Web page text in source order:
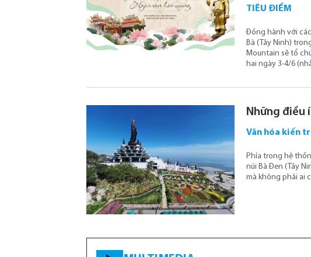
TIÊU ĐIỂM
Đồng hành với
Bà (Tây Ninh)
Mountain sẽ tổ
hai ngày 3-4/6
Những điều
Văn hóa kiến
Phía trong hệ
núi Bà Đen (Tây
mà không phải ai